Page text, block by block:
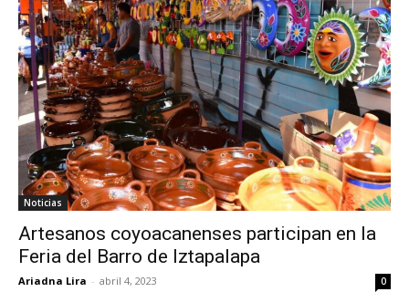
Noticias
Artesanos coyoacanenses participan en la
Feria del Barro de Iztapalapa
Ariadna Lira - abril 4, 2023 0